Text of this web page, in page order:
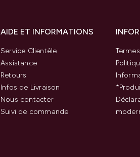
AIDE ET INFORMATIONS
Service Clientèle
Assistance
Retours
Infos de Livraison
Nous contacter
Suivi de commande